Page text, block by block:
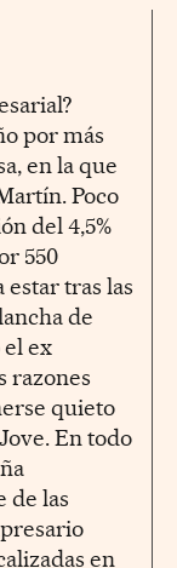
por más
en la que
Poco
del 4,5%
550
tras las
de
ex
razones
quieto
En todo
de las
en